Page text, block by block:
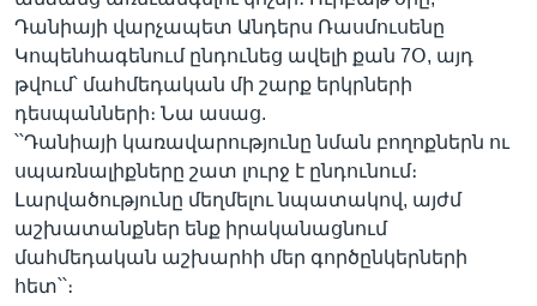
Դանիայի վարչապետ Անդերս Ռասմուսենը
Կոպենհագենում ընդունեց ավելի քան 7Օ, այդ
թվում՝ մահմեդական մի շարք երկրների
դեսպանների։ Նա ասաց.
՝՝Դանիայի կառավարությունը նման բողոքներն ու
սպառնալիքները շատ լուրջ է ընդունում։
Լարվածությունը մեղմելու նպատակով, այժմ
աշխատանքներ ենք իրականացնում
մահմեդական աշխարհի մեր գործընկերների
հետ՝՝։